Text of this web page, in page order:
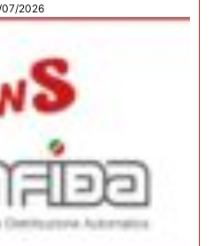
07/2026